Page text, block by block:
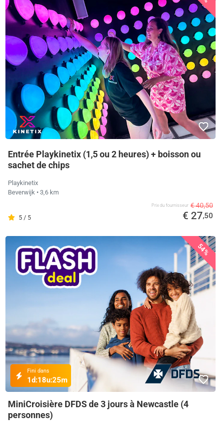
Entrée Playkinetix (1,5 ou 2 heures) + boisson ou
sachet de chips
Playkinetix
Beverwijk • 3,6 km
5 / 5
Prix ​​du fournisseur € 40,50
€ 27,50
54%
Fini dans
1d:18u:25m
MiniCroisière DFDS de 3 jours à Newcastle (4
personnes)